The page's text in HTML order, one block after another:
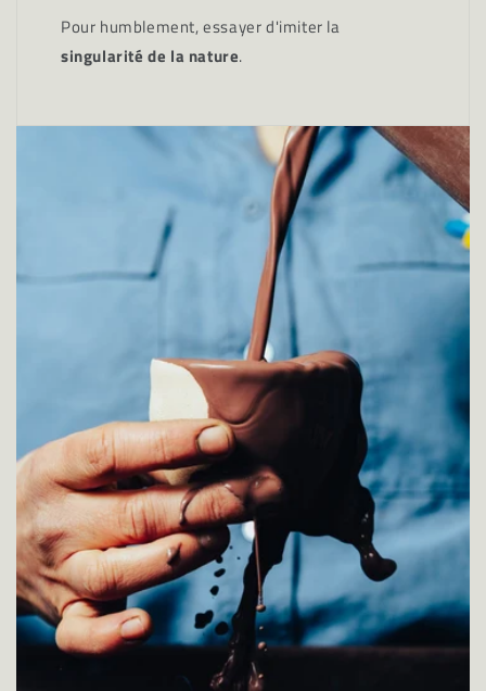
Pour humblement, essayer d'imiter la
singularité de la nature.